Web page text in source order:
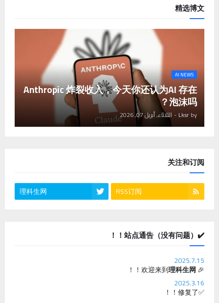
精选博文
AI NEWS
Anthropic 炸裂收入，今天你还认为AI 存在
泡沫吗？
by
Lksr
- الثلاثاء, أبريل 07, 2026
关注和订阅
RSS订阅
理科生网
✔️站点通告（没有问题）！！
2025.7.15
🎉 欢迎来到
理科生网
！！
2025.3.16
✅修复了！！